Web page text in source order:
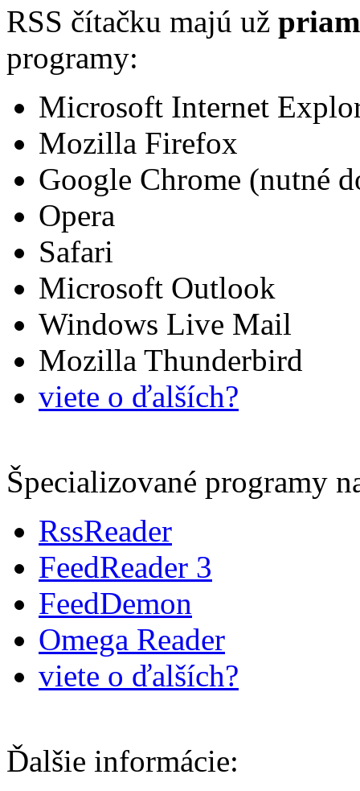
RSS čítačku majú už
programy:
Microsoft Internet
Mozilla Firefox
Google Chrome (nutné
Opera
Safari
Microsoft Outlook
Windows Live Mail
Mozilla Thunderbird
viete o ďalších?
Špecializované programy
RssReader
FeedReader 3
FeedDemon
Omega Reader
viete o ďalších?
Ďalšie informácie: